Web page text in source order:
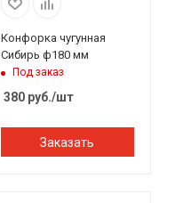
Конфорка чугунная
Сибирь ф180 мм
Под заказ
380руб./шт
Заказать